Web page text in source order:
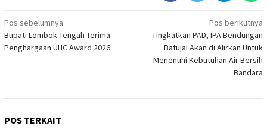
Navigasi
pos
Pos sebelumnya
Bupati Lombok Tengah Terima
Penghargaan UHC Award 2026
Pos berikutnya
Tingkatkan PAD, IPA Bendungan
Batujai Akan di Alirkan Untuk
Menenuhi Kebutuhan Air Bersih
Bandara
POS TERKAIT